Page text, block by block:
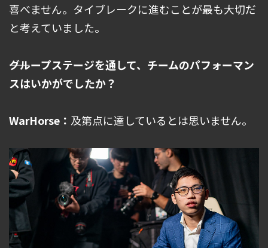
喜べません。タイブレークに進むことが最も大切だ
と考えていました。
――グループステージを通して、チームのパフォーマン
スはいかがでしたか？
WarHorse： 及第点に達しているとは思いません。